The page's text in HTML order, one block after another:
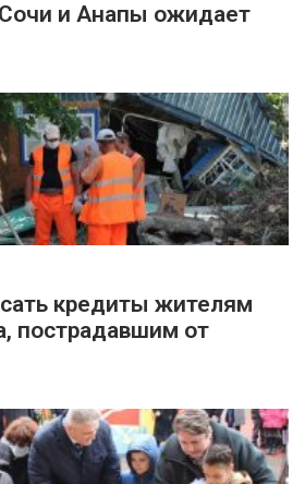
и Анапы ожидает
кредиты жителям
пострадавшим от